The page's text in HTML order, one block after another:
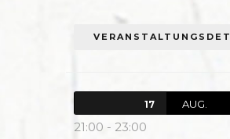
17 AUG.
21:00 - 23:00